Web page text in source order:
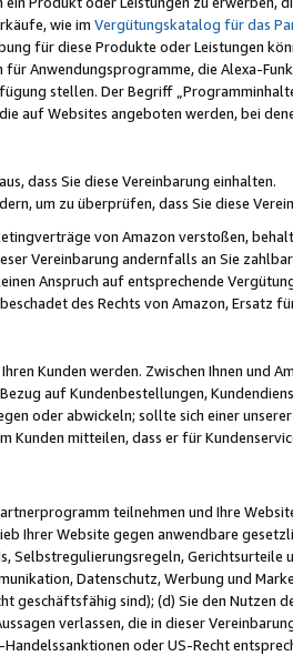
wie im Vergütungskatalog für das
für diese Produkte oder Leistungen
Anwendungsprogramme, die Alexa-
stellen. Der Begriff
auf Websites angeboten werden, bei
dass Sie diese Vereinbarung einhalten.
um zu überprüfen, dass Sie diese
von Amazon verstoßen,
Vereinbarung andernfalls an Sie
Anspruch auf entsprechende
des Rechts von Amazon, Ersatz
Kunden werden. Zwischen Ihnen und
auf Kundenbestellungen,
oder abwickeln; sollte sich einer
mitteilen, dass er für
teilnehmen und Ihre
Ihrer Website gegen anwendbare
Selbstregulierungsregeln,
Datenschutz, Werbung und
geschäftsfähig sind); (d) Sie den Nutzen
verlassen, die in dieser
oder US-Recht